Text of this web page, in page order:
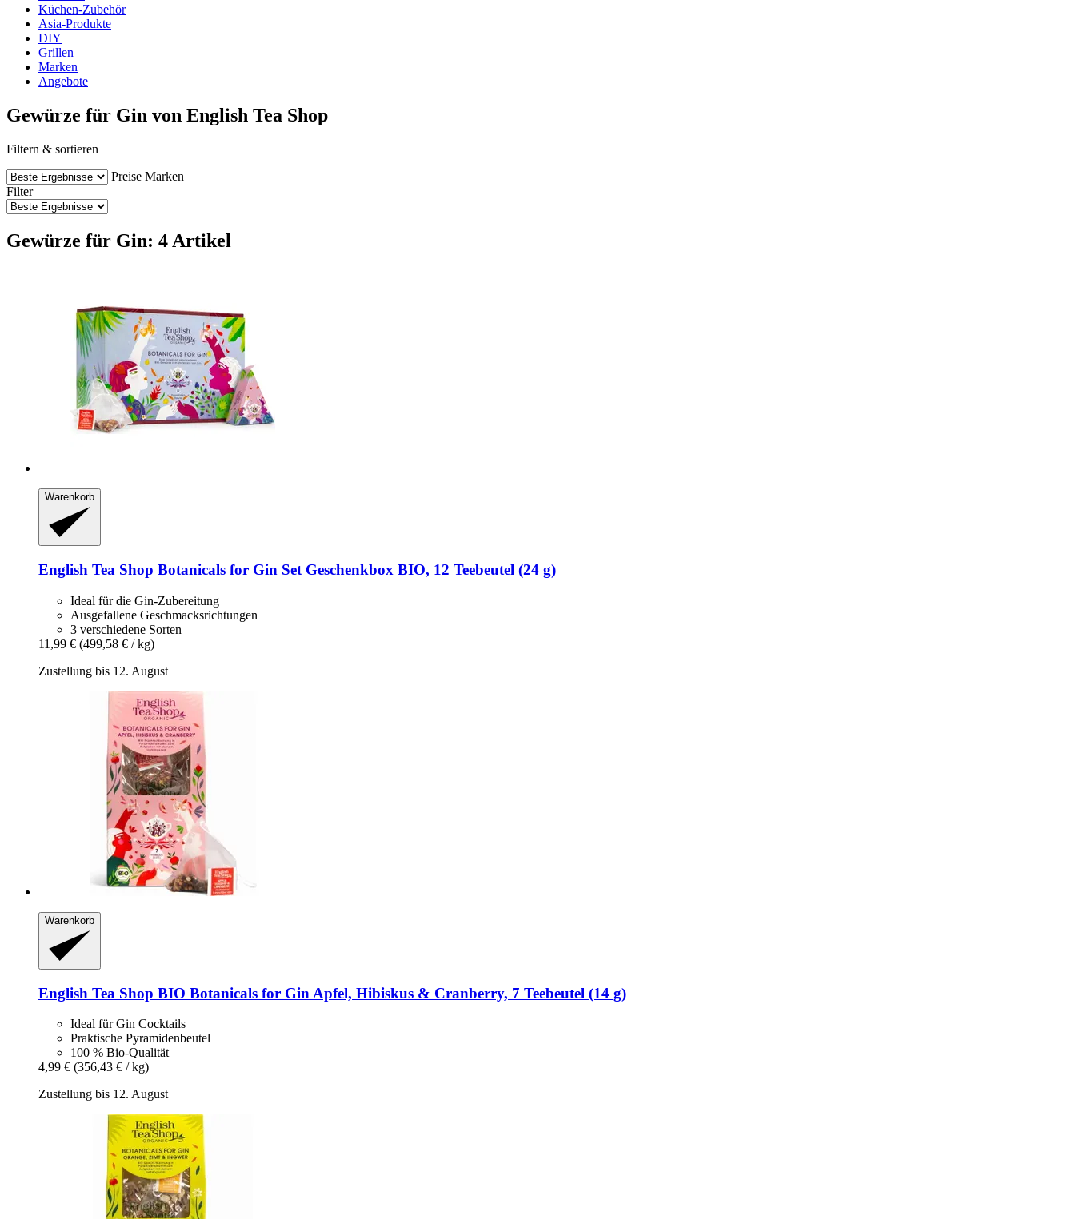
Küchen-Zubehör
Asia-Produkte
DIY
Grillen
Marken
Angebote
Gewürze für Gin von English Tea Shop
Filtern & sortieren
Preise Marken
Filter
Gewürze für Gin: 4 Artikel
Warenkorb
English Tea Shop Botanicals for Gin Set Geschenkbox BIO, 12 Teebeutel (24 g)
Ideal für die Gin-Zubereitung
Ausgefallene Geschmacksrichtungen
3 verschiedene Sorten
11,99 € (499,58 € / kg)
Zustellung bis 12. August
Warenkorb
English Tea Shop BIO Botanicals for Gin Apfel, Hibiskus & Cranberry, 7 Teebeutel (14 g)
Ideal für Gin Cocktails
Praktische Pyramidenbeutel
100 % Bio-Qualität
4,99 € (356,43 € / kg)
Zustellung bis 12. August